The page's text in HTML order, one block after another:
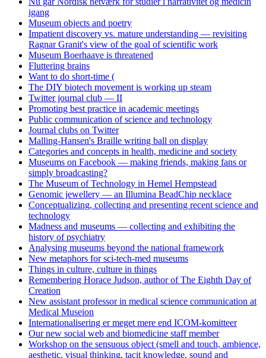
igang
Museum objects and poetry
Impatient discovery vs. mature understanding — revisiting
Ragnar Granit's view of the goal of scientific work
Museum Boerhaave is threatened
Fluttering brains
Want to do short-time (
The DIY biotech movement is working up steam
Twitter journal club — II
Promoting best practice in academic meetings
Public communication of science and technology
Journal clubs on Twitter
Malling-Hansen's Braille writing ball on display
Categories and concepts in health, medicine and society
Museums on Facebook — making friends, making fans or
simply broadcasting?
The Museum of Technology in Hemel Hempstead
Genomic jewellery — an Illumina BeadChip necklace
Conceptualizing, collecting and presenting recent science and
technology
Madness and museums — collecting and exhibiting the
history of psychiatry
Analysing museums beyond the national framework
New metaphors for sci-tech-med museums
Things in culture, culture in things
Remembering Horace Judson, author of The Eighth Day of
Creation
New assistant professor in medical science communication at
Medical Museion
Internationalisering er meget mere end ICOM-komitteer
Our new social web and biomedicine staff member
Workshop on the sensuous object (smell and touch, ambience,
aesthetic, visual thinking, tacit knowledge, sound and